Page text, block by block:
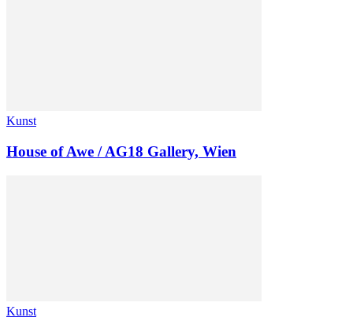
Kunst
House of Awe / AG18 Gallery, Wien
Kunst